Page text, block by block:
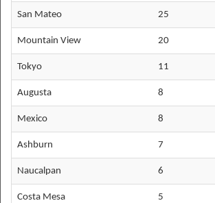
San Mateo 25
Mountain View 20
Tokyo 11
Augusta 8
Mexico 8
Ashburn 7
Naucalpan 6
Costa Mesa 5